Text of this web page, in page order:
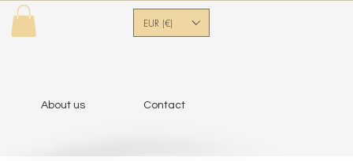
EUR (€)
About us Contact